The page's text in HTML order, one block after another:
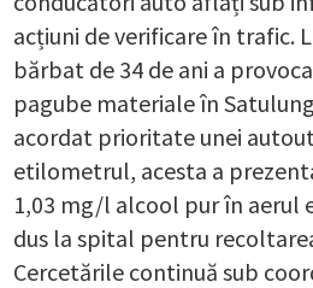
acțiuni de verificare în trafic.
bărbat de 34 de ani a
pagube materiale în
acordat prioritate unei
etilometrul, acesta a
1,03 mg/l alcool pur în aerul
dus la spital pentru
Cercetările continuă sub